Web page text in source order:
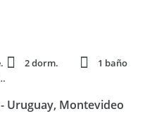
2 dorm.
1 baño
constr.
- Uruguay, Montevideo